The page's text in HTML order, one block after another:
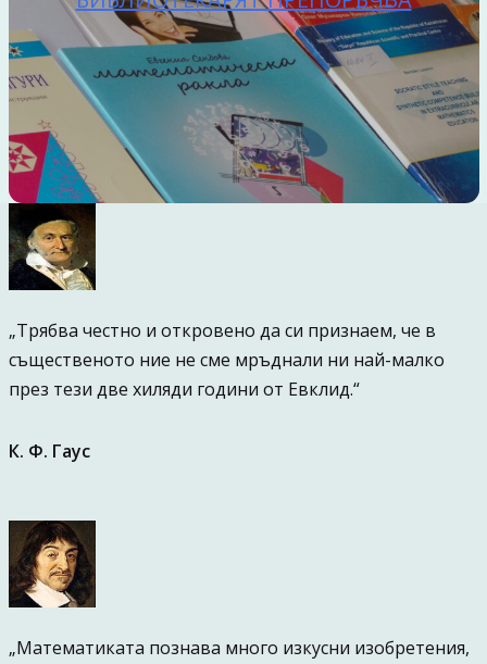
„Трябва честно и откровено да си признаем, че в
същественото ние не сме мръднали ни най-малко
през тези две хиляди години от Евклид.“
К. Ф. Гаус
„Математиката познава много изкусни изобретения,